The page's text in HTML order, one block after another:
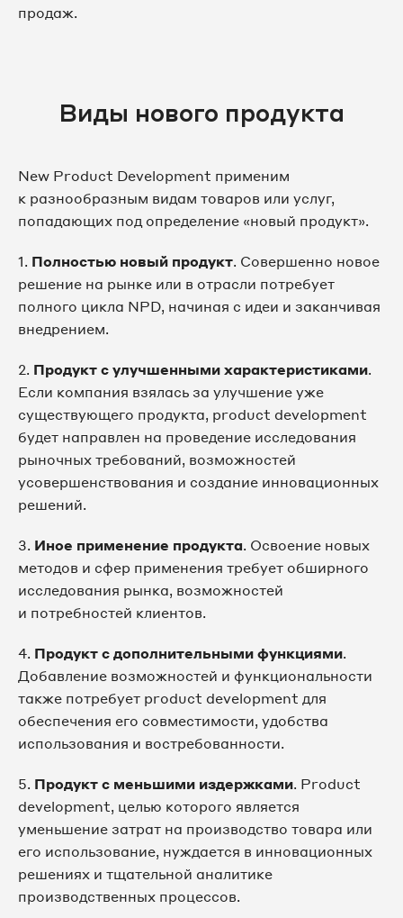
продаж.
Виды нового продукта
New Product Development применим
к разнообразным видам товаров или услуг,
попадающих под определение «новый продукт».
1. Полностью новый продукт. Совершенно новое
решение на рынке или в отрасли потребует
полного цикла NPD, начиная с идеи и заканчивая
внедрением.
2. Продукт с улучшенными характеристиками.
Если компания взялась за улучшение уже
существующего продукта, product development
будет направлен на проведение исследования
рыночных требований, возможностей
усовершенствования и создание инновационных
решений.
3. Иное применение продукта. Освоение новых
методов и сфер применения требует обширного
исследования рынка, возможностей
и потребностей клиентов.
4. Продукт с дополнительными функциями.
Добавление возможностей и функциональности
также потребует product development для
обеспечения его совместимости, удобства
использования и востребованности.
5. Продукт с меньшими издержками. Product
development, целью которого является
уменьшение затрат на производство товара или
его использование, нуждается в инновационных
решениях и тщательной аналитике
производственных процессов.